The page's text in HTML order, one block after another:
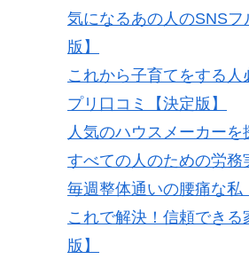
気になるあの人のSNSフ
版】
これから子育てをする人
プリ口コミ【決定版】
人気のハウスメーカーを
すべての人のための労務
毎週整体通いの腰痛な私
これで解決！信頼できる
版】